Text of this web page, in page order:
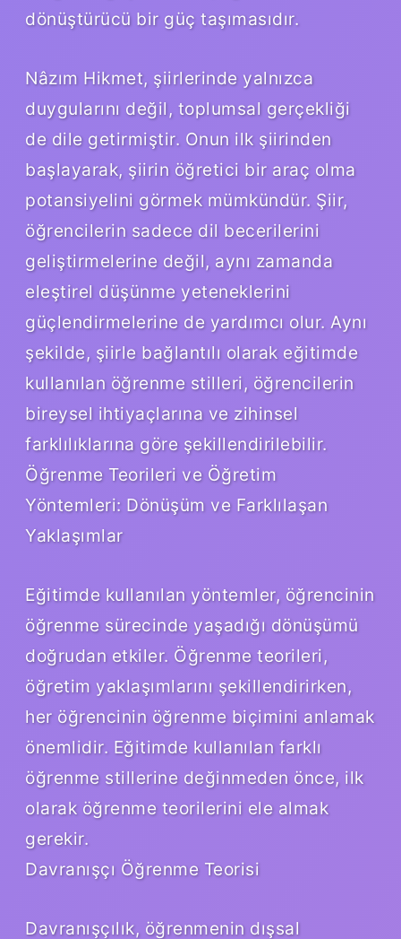
dönüştürücü bir güç taşımasıdır.
Nâzım Hikmet, şiirlerinde yalnızca
duygularını değil, toplumsal gerçekliği
de dile getirmiştir. Onun ilk şiirinden
başlayarak, şiirin öğretici bir araç olma
potansiyelini görmek mümkündür. Şiir,
öğrencilerin sadece dil becerilerini
geliştirmelerine değil, aynı zamanda
eleştirel düşünme yeteneklerini
güçlendirmelerine de yardımcı olur. Aynı
şekilde, şiirle bağlantılı olarak eğitimde
kullanılan öğrenme stilleri, öğrencilerin
bireysel ihtiyaçlarına ve zihinsel
farklılıklarına göre şekillendirilebilir.
Öğrenme Teorileri ve Öğretim
Yöntemleri: Dönüşüm ve Farklılaşan
Yaklaşımlar
Eğitimde kullanılan yöntemler, öğrencinin
öğrenme sürecinde yaşadığı dönüşümü
doğrudan etkiler. Öğrenme teorileri,
öğretim yaklaşımlarını şekillendirirken,
her öğrencinin öğrenme biçimini anlamak
önemlidir. Eğitimde kullanılan farklı
öğrenme stillerine değinmeden önce, ilk
olarak öğrenme teorilerini ele almak
gerekir.
Davranışçı Öğrenme Teorisi
Davranışçılık, öğrenmenin dışsal